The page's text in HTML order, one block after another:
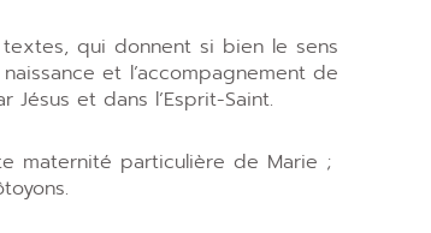
qui donnent si bien le sens
et l’accompagnement de
et dans l’Esprit-Saint.
particulière de Marie ;